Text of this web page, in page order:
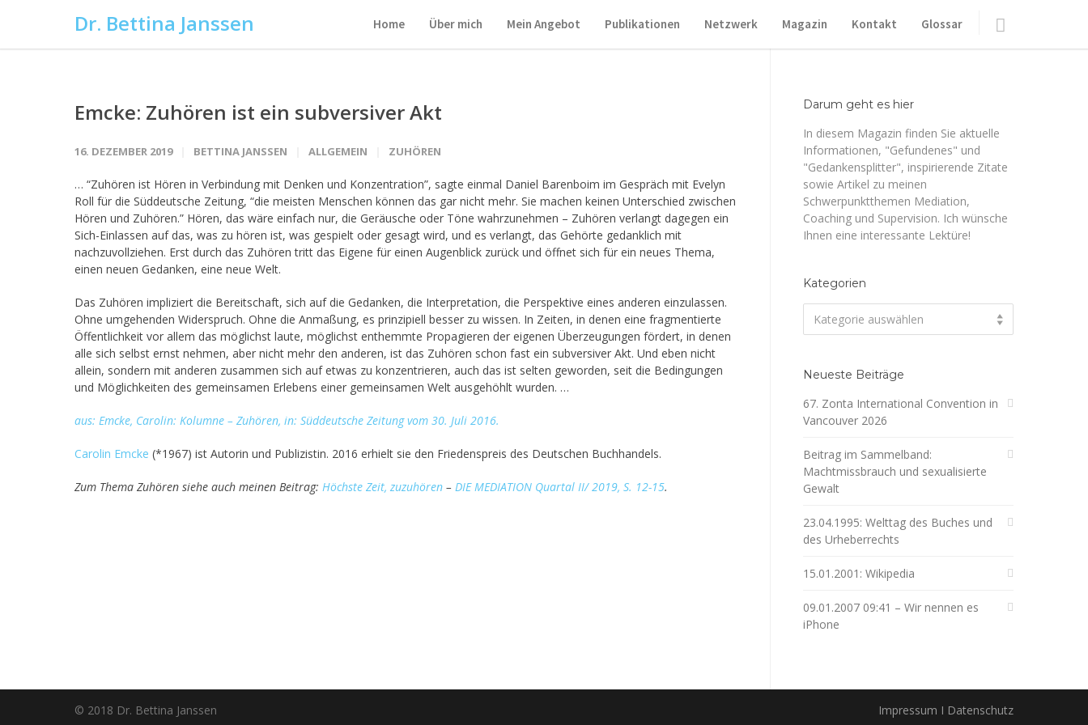
Dr. Bettina Janssen Home Über mich Mein Angebot Publikationen Netzwerk Magazin Kontakt Glossar
Emcke: Zuhören ist ein subversiver Akt
16. DEZEMBER 2019 BETTINA JANSSEN ALLGEMEIN ZUHÖREN
… “Zuhören ist Hören in Verbindung mit Denken und Konzentration”, sagte einmal Daniel Barenboim im Gespräch mit Evelyn
Roll für die Süddeutsche Zeitung, “die meisten Menschen können das gar nicht mehr. Sie machen keinen Unterschied zwischen
Hören und Zuhören.” Hören, das wäre einfach nur, die Geräusche oder Töne wahrzunehmen – Zuhören verlangt dagegen ein
Sich-Einlassen auf das, was zu hören ist, was gespielt oder gesagt wird, und es verlangt, das Gehörte gedanklich mit
nachzuvollziehen. Erst durch das Zuhören tritt das Eigene für einen Augenblick zurück und öffnet sich für ein neues Thema,
einen neuen Gedanken, eine neue Welt.
Das Zuhören impliziert die Bereitschaft, sich auf die Gedanken, die Interpretation, die Perspektive eines anderen einzulassen.
Ohne umgehenden Widerspruch. Ohne die Anmaßung, es prinzipiell besser zu wissen. In Zeiten, in denen eine fragmentierte
Öffentlichkeit vor allem das möglichst laute, möglichst enthemmte Propagieren der eigenen Überzeugungen fördert, in denen
alle sich selbst ernst nehmen, aber nicht mehr den anderen, ist das Zuhören schon fast ein subversiver Akt. Und eben nicht
allein, sondern mit anderen zusammen sich auf etwas zu konzentrieren, auch das ist selten geworden, seit die Bedingungen
und Möglichkeiten des gemeinsamen Erlebens einer gemeinsamen Welt ausgehöhlt wurden. …
aus: Emcke, Carolin: Kolumne – Zuhören, in: Süddeutsche Zeitung vom 30. Juli 2016.
Carolin Emcke (*1967) ist Autorin und Publizistin. 2016 erhielt sie den Friedenspreis des Deutschen Buchhandels.
Zum Thema Zuhören siehe auch meinen Beitrag: Höchste Zeit, zuzuhören – DIE MEDIATION Quartal II/ 2019, S. 12-15.
Darum geht es hier
In diesem Magazin finden Sie aktuelle
Informationen, "Gefundenes" und
"Gedankensplitter", inspirierende Zitate
sowie Artikel zu meinen
Schwerpunktthemen Mediation,
Coaching und Supervision. Ich wünsche
Ihnen eine interessante Lektüre!
Kategorien
Kategorie auswählen
Neueste Beiträge
67. Zonta International Convention in
Vancouver 2026
Beitrag im Sammelband:
Machtmissbrauch und sexualisierte
Gewalt
23.04.1995: Welttag des Buches und
des Urheberrechts
15.01.2001: Wikipedia
09.01.2007 09:41 – Wir nennen es
iPhone
© 2018 Dr. Bettina Janssen Impressum I Datenschutz